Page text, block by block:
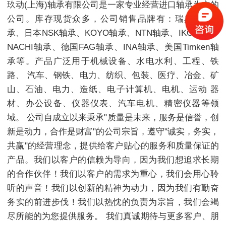
玖动(上海)轴承有限公司是一家专业经营进口轴承为主的
公司。库存现货众多，公司销售品牌有：瑞典SKF轴
承、日本NSK轴承、KOYO轴承、NTN轴承、IKO轴承、
NACHI轴承、德国FAG轴承、INA轴承、美国Timken轴
承等。产品广泛用于机械设备、水电水利、工程、铁
路、 汽车、钢铁、电力、纺织、包装、医疗、冶金、矿
山、石油、电力、造纸、电子计算机、电机、运动 器
材、办公设备、仪器仪表、汽车电机、精密仪器等领
域。 公司自成立以来秉承"质量是未来，服务是信誉，创
新是动力，合作是财富"的公司宗旨，遵守"诚实，务实，
共赢"的经营理念，提供给客户贴心的服务和质量保证的
产品。我们以客户的信赖为导向，因为我们想追求长期
的合作伙伴！我们以客户的需求为重心，我们会用心聆
听的声音！我们以创新的精神为动力，因为我们有勤奋
务实的前进步伐！我们以热忱的负责为宗旨，我们会竭
尽所能的为您提供服务。 我们真诚期待与更多客户、朋